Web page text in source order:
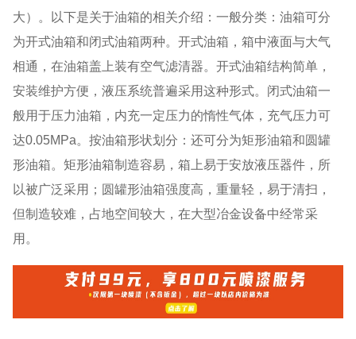
大）。以下是关于油箱的相关介绍：一般分类：油箱可分
为开式油箱和闭式油箱两种。开式油箱，箱中液面与大气
相通，在油箱盖上装有空气滤清器。开式油箱结构简单，
安装维护方便，液压系统普遍采用这种形式。闭式油箱一
般用于压力油箱，内充一定压力的惰性气体，充气压力可
达0.05MPa。按油箱形状划分：还可分为矩形油箱和圆罐
形油箱。矩形油箱制造容易，箱上易于安放液压器件，所
以被广泛采用；圆罐形油箱强度高，重量轻，易于清扫，
但制造较难，占地空间较大，在大型冶金设备中经常采
用。